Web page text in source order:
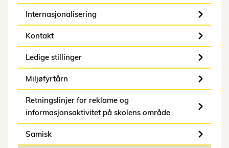
Internasjonalisering
Kontakt
Ledige stillinger
Miljøfyrtårn
Retningslinjer for reklame og
informasjonsaktivitet på skolens område
Samisk